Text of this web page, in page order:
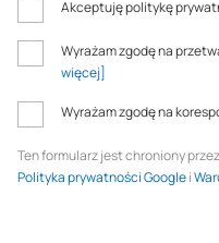
Akceptuję politykę
Wyrażam zgodę na
więcej]
Wyrażam zgodę na
Ten formularz jest chroniony
Polityka prywatności Googlei